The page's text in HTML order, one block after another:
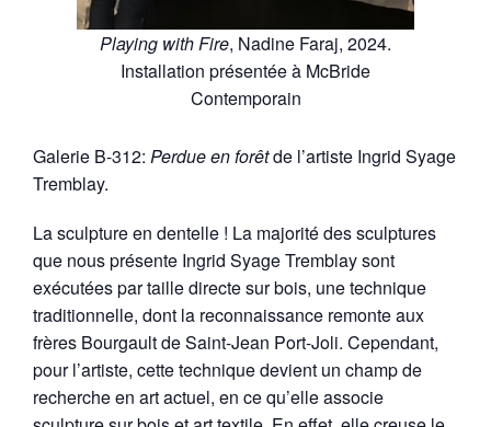
Playing with Fire, Nadine Faraj, 2024.
Installation présentée à McBride
Contemporain
Galerie B-312: Perdue en forêtde l’artiste Ingrid Syage
Tremblay.
La sculpture en dentelle ! La majorité des sculptures
que nous présente Ingrid Syage Tremblay sont
exécutées par taille directe sur bois, une technique
traditionnelle, dont la reconnaissance remonte aux
frères Bourgault de Saint-Jean Port-Joli. Cependant,
pour l’artiste, cette technique devient un champ de
recherche en art actuel, en ce qu’elle associe